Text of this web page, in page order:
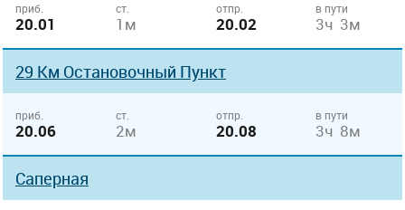
приб.
20.01
ст.
1м
отпр.
20.02
в пути
3ч 3м
29 Км Остановочный Пункт
приб.
20.06
ст.
2м
отпр.
20.08
в пути
3ч 8м
Саперная